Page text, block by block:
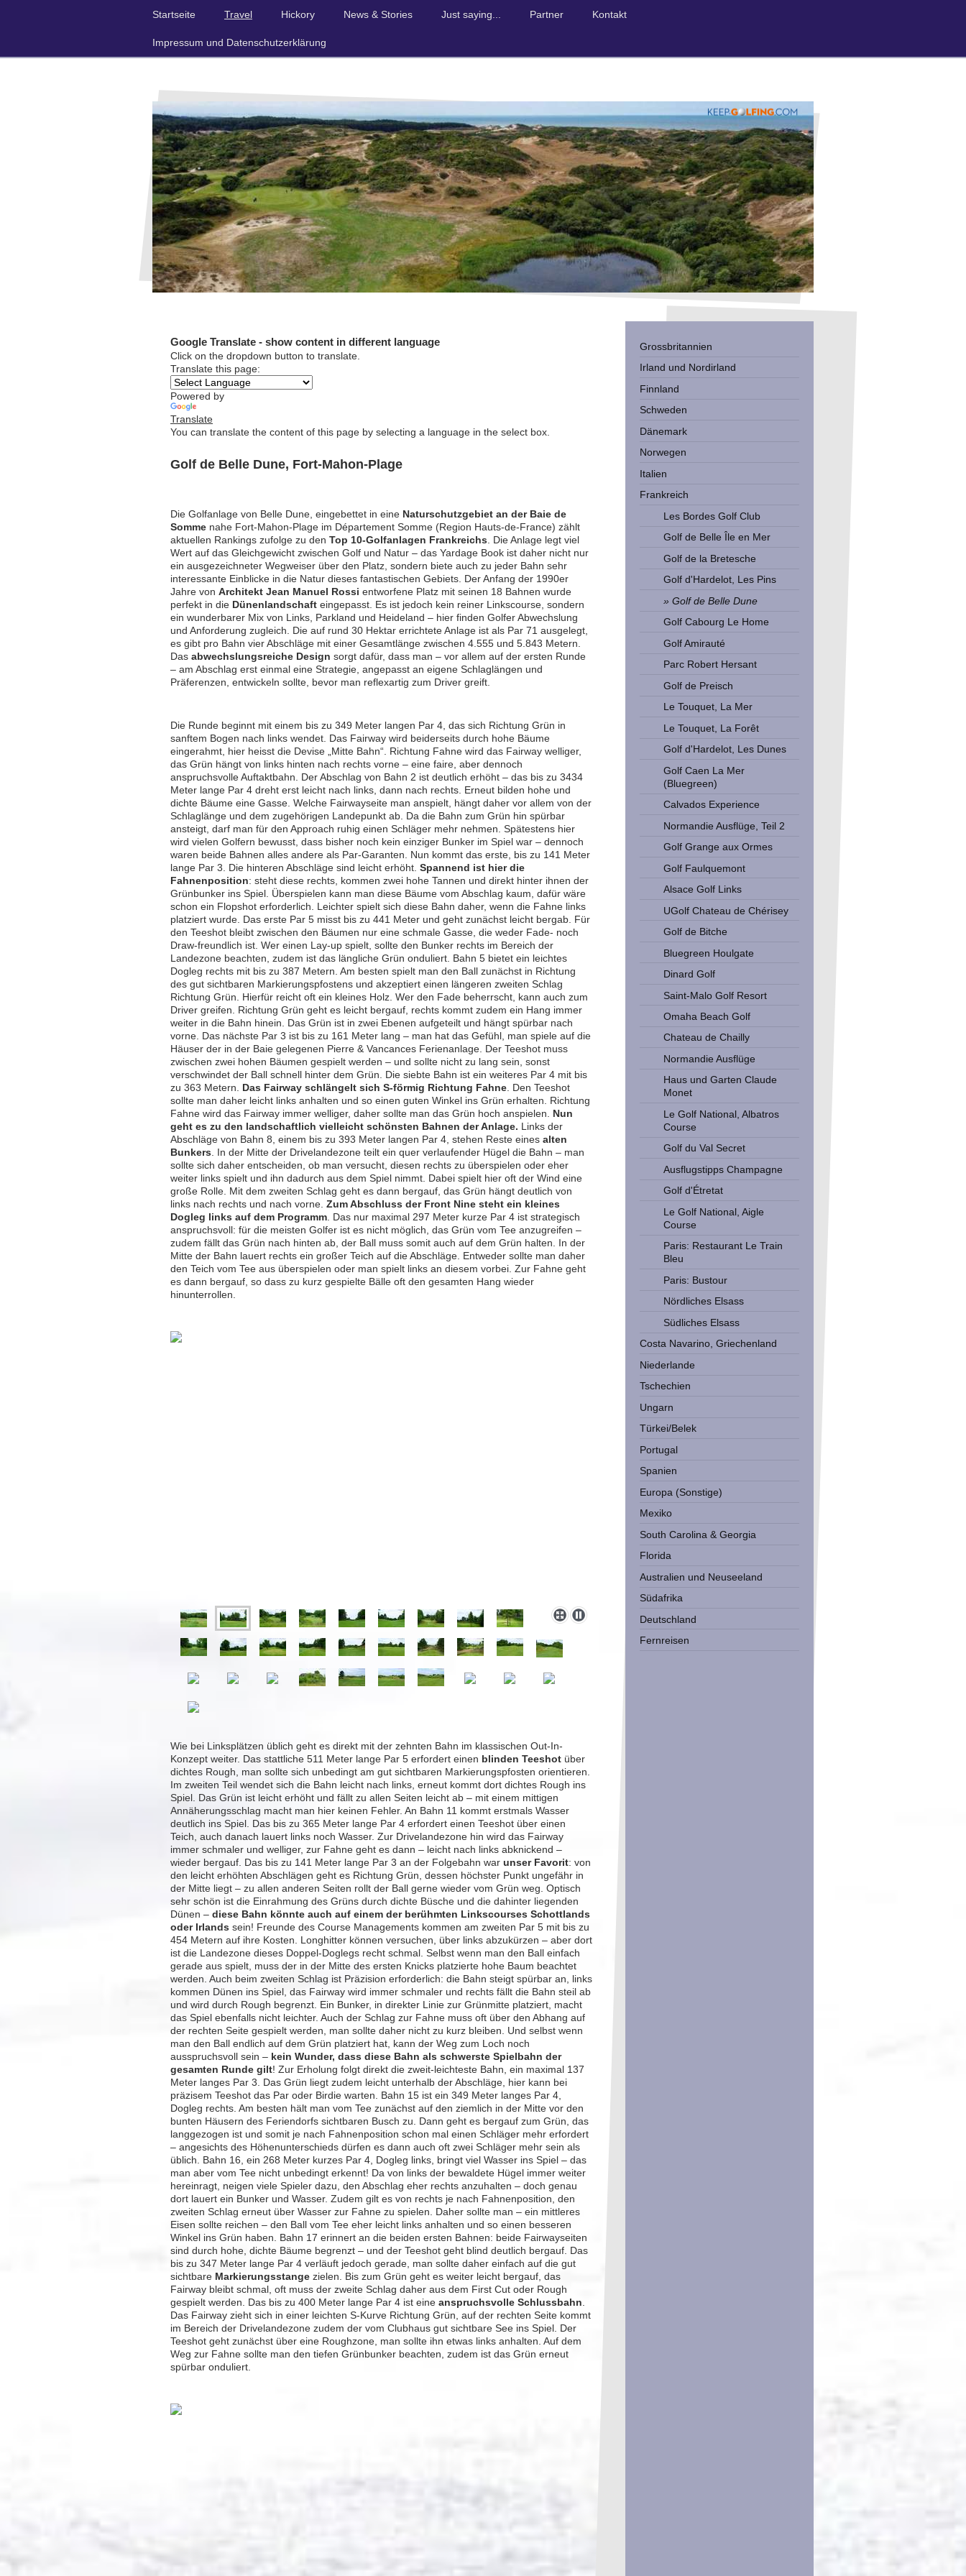
Startseite Travel Hickory News & Stories Just saying... Partner Kontakt
Impressum und Datenschutzerklärung
Google Translate - show content in different language
Click on the dropdown button to translate.
Translate this page:
Powered by
Translate
You can translate the content of this page by selecting a language in the select box.
Golf de Belle Dune, Fort-Mahon-Plage
Die Golfanlage von Belle Dune, eingebettet in eine Naturschutzgebiet an der Baie de
Somme nahe Fort-Mahon-Plage im Département Somme (Region Hauts-de-France) zählt
aktuellen Rankings zufolge zu den Top 10-Golfanlagen Frankreichs. Die Anlage legt viel
Wert auf das Gleichgewicht zwischen Golf und Natur – das Yardage Book ist daher nicht nur
ein ausgezeichneter Wegweiser über den Platz, sondern biete auch zu jeder Bahn sehr
interessante Einblicke in die Natur dieses fantastischen Gebiets. Der Anfang der 1990er
Jahre von Architekt Jean Manuel Rossi entworfene Platz mit seinen 18 Bahnen wurde
perfekt in die Dünenlandschaft eingepasst. Es ist jedoch kein reiner Linkscourse, sondern
ein wunderbarer Mix von Links, Parkland und Heideland – hier finden Golfer Abwechslung
und Anforderung zugleich. Die auf rund 30 Hektar errichtete Anlage ist als Par 71 ausgelegt,
es gibt pro Bahn vier Abschläge mit einer Gesamtlänge zwischen 4.555 und 5.843 Metern.
Das abwechslungsreiche Design sorgt dafür, dass man – vor allem auf der ersten Runde
– am Abschlag erst einmal eine Strategie, angepasst an eigene Schlaglängen und
Präferenzen, entwickeln sollte, bevor man reflexartig zum Driver greift.
Die Runde beginnt mit einem bis zu 349 Meter langen Par 4, das sich Richtung Grün in
sanftem Bogen nach links wendet. Das Fairway wird beiderseits durch hohe Bäume
eingerahmt, hier heisst die Devise „Mitte Bahn“. Richtung Fahne wird das Fairway welliger,
das Grün hängt von links hinten nach rechts vorne – eine faire, aber dennoch
anspruchsvolle Auftaktbahn. Der Abschlag von Bahn 2 ist deutlich erhöht – das bis zu 3434
Meter lange Par 4 dreht erst leicht nach links, dann nach rechts. Erneut bilden hohe und
dichte Bäume eine Gasse. Welche Fairwayseite man anspielt, hängt daher vor allem von der
Schlaglänge und dem zugehörigen Landepunkt ab. Da die Bahn zum Grün hin spürbar
ansteigt, darf man für den Approach ruhig einen Schläger mehr nehmen. Spätestens hier
wird vielen Golfern bewusst, dass bisher noch kein einziger Bunker im Spiel war – dennoch
waren beide Bahnen alles andere als Par-Garanten. Nun kommt das erste, bis zu 141 Meter
lange Par 3. Die hinteren Abschläge sind leicht erhöht. Spannend ist hier die
Fahnenposition: steht diese rechts, kommen zwei hohe Tannen und direkt hinter ihnen der
Grünbunker ins Spiel. Überspielen kann man diese Bäume vom Abschlag kaum, dafür wäre
schon ein Flopshot erforderlich. Leichter spielt sich diese Bahn daher, wenn die Fahne links
platziert wurde. Das erste Par 5 misst bis zu 441 Meter und geht zunächst leicht bergab. Für
den Teeshot bleibt zwischen den Bäumen nur eine schmale Gasse, die weder Fade- noch
Draw-freundlich ist. Wer einen Lay-up spielt, sollte den Bunker rechts im Bereich der
Landezone beachten, zudem ist das längliche Grün onduliert. Bahn 5 bietet ein leichtes
Dogleg rechts mit bis zu 387 Metern. Am besten spielt man den Ball zunächst in Richtung
des gut sichtbaren Markierungspfostens und akzeptiert einen längeren zweiten Schlag
Richtung Grün. Hierfür reicht oft ein kleines Holz. Wer den Fade beherrscht, kann auch zum
Driver greifen. Richtung Grün geht es leicht bergauf, rechts kommt zudem ein Hang immer
weiter in die Bahn hinein. Das Grün ist in zwei Ebenen aufgeteilt und hängt spürbar nach
vorne. Das nächste Par 3 ist bis zu 161 Meter lang – man hat das Gefühl, man spiele auf die
Häuser der in der Baie gelegenen Pierre & Vancances Ferienanlage. Der Teeshot muss
zwischen zwei hohen Bäumen gespielt werden – und sollte nicht zu lang sein, sonst
verschwindet der Ball schnell hinter dem Grün. Die siebte Bahn ist ein weiteres Par 4 mit bis
zu 363 Metern. Das Fairway schlängelt sich S-förmig Richtung Fahne. Den Teeshot
sollte man daher leicht links anhalten und so einen guten Winkel ins Grün erhalten. Richtung
Fahne wird das Fairway immer welliger, daher sollte man das Grün hoch anspielen. Nun
geht es zu den landschaftlich vielleicht schönsten Bahnen der Anlage. Links der
Abschläge von Bahn 8, einem bis zu 393 Meter langen Par 4, stehen Reste eines alten
Bunkers. In der Mitte der Drivelandezone teilt ein quer verlaufender Hügel die Bahn – man
sollte sich daher entscheiden, ob man versucht, diesen rechts zu überspielen oder eher
weiter links spielt und ihn dadurch aus dem Spiel nimmt. Dabei spielt hier oft der Wind eine
große Rolle. Mit dem zweiten Schlag geht es dann bergauf, das Grün hängt deutlich von
links nach rechts und nach vorne. Zum Abschluss der Front Nine steht ein kleines
Dogleg links auf dem Programm. Das nur maximal 297 Meter kurze Par 4 ist strategisch
anspruchsvoll: für die meisten Golfer ist es nicht möglich, das Grün vom Tee anzugreifen –
zudem fällt das Grün nach hinten ab, der Ball muss somit auch auf dem Grün halten. In der
Mitte der Bahn lauert rechts ein großer Teich auf die Abschläge. Entweder sollte man daher
den Teich vom Tee aus überspielen oder man spielt links an diesem vorbei. Zur Fahne geht
es dann bergauf, so dass zu kurz gespielte Bälle oft den gesamten Hang wieder
hinunterrollen.
Wie bei Linksplätzen üblich geht es direkt mit der zehnten Bahn im klassischen Out-In-
Konzept weiter. Das stattliche 511 Meter lange Par 5 erfordert einen blinden Teeshot über
dichtes Rough, man sollte sich unbedingt am gut sichtbaren Markierungspfosten orientieren.
Im zweiten Teil wendet sich die Bahn leicht nach links, erneut kommt dort dichtes Rough ins
Spiel. Das Grün ist leicht erhöht und fällt zu allen Seiten leicht ab – mit einem mittigen
Annäherungsschlag macht man hier keinen Fehler. An Bahn 11 kommt erstmals Wasser
deutlich ins Spiel. Das bis zu 365 Meter lange Par 4 erfordert einen Teeshot über einen
Teich, auch danach lauert links noch Wasser. Zur Drivelandezone hin wird das Fairway
immer schmaler und welliger, zur Fahne geht es dann – leicht nach links abknickend –
wieder bergauf. Das bis zu 141 Meter lange Par 3 an der Folgebahn war unser Favorit: von
den leicht erhöhten Abschlägen geht es Richtung Grün, dessen höchster Punkt ungefähr in
der Mitte liegt – zu allen anderen Seiten rollt der Ball gerne wieder vom Grün weg. Optisch
sehr schön ist die Einrahmung des Grüns durch dichte Büsche und die dahinter liegenden
Dünen – diese Bahn könnte auch auf einem der berühmten Linkscourses Schottlands
oder Irlands sein! Freunde des Course Managements kommen am zweiten Par 5 mit bis zu
454 Metern auf ihre Kosten. Longhitter können versuchen, über links abzukürzen – aber dort
ist die Landezone dieses Doppel-Doglegs recht schmal. Selbst wenn man den Ball einfach
gerade aus spielt, muss der in der Mitte des ersten Knicks platzierte hohe Baum beachtet
werden. Auch beim zweiten Schlag ist Präzision erforderlich: die Bahn steigt spürbar an, links
kommen Dünen ins Spiel, das Fairway wird immer schmaler und rechts fällt die Bahn steil ab
und wird durch Rough begrenzt. Ein Bunker, in direkter Linie zur Grünmitte platziert, macht
das Spiel ebenfalls nicht leichter. Auch der Schlag zur Fahne muss oft über den Abhang auf
der rechten Seite gespielt werden, man sollte daher nicht zu kurz bleiben. Und selbst wenn
man den Ball endlich auf dem Grün platziert hat, kann der Weg zum Loch noch
ausspruchsvoll sein – kein Wunder, dass diese Bahn als schwerste Spielbahn der
gesamten Runde gilt! Zur Erholung folgt direkt die zweit-leichteste Bahn, ein maximal 137
Meter langes Par 3. Das Grün liegt zudem leicht unterhalb der Abschläge, hier kann bei
präzisem Teeshot das Par oder Birdie warten. Bahn 15 ist ein 349 Meter langes Par 4,
Dogleg rechts. Am besten hält man vom Tee zunächst auf den ziemlich in der Mitte vor den
bunten Häusern des Feriendorfs sichtbaren Busch zu. Dann geht es bergauf zum Grün, das
langgezogen ist und somit je nach Fahnenposition schon mal einen Schläger mehr erfordert
– angesichts des Höhenunterschieds dürfen es dann auch oft zwei Schläger mehr sein als
üblich. Bahn 16, ein 268 Meter kurzes Par 4, Dogleg links, bringt viel Wasser ins Spiel – das
man aber vom Tee nicht unbedingt erkennt! Da von links der bewaldete Hügel immer weiter
hereinragt, neigen viele Spieler dazu, den Abschlag eher rechts anzuhalten – doch genau
dort lauert ein Bunker und Wasser. Zudem gilt es von rechts je nach Fahnenposition, den
zweiten Schlag erneut über Wasser zur Fahne zu spielen. Daher sollte man – ein mittleres
Eisen sollte reichen – den Ball vom Tee eher leicht links anhalten und so einen besseren
Winkel ins Grün haben. Bahn 17 erinnert an die beiden ersten Bahnen: beide Fairwayseiten
sind durch hohe, dichte Bäume begrenzt – und der Teeshot geht blind deutlich bergauf. Das
bis zu 347 Meter lange Par 4 verläuft jedoch gerade, man sollte daher einfach auf die gut
sichtbare Markierungsstange zielen. Bis zum Grün geht es weiter leicht bergauf, das
Fairway bleibt schmal, oft muss der zweite Schlag daher aus dem First Cut oder Rough
gespielt werden. Das bis zu 400 Meter lange Par 4 ist eine anspruchsvolle Schlussbahn.
Das Fairway zieht sich in einer leichten S-Kurve Richtung Grün, auf der rechten Seite kommt
im Bereich der Drivelandezone zudem der vom Clubhaus gut sichtbare See ins Spiel. Der
Teeshot geht zunächst über eine Roughzone, man sollte ihn etwas links anhalten. Auf dem
Weg zur Fahne sollte man den tiefen Grünbunker beachten, zudem ist das Grün erneut
spürbar onduliert.
Grossbritannien
Irland und Nordirland
Finnland
Schweden
Dänemark
Norwegen
Italien
Frankreich
Les Bordes Golf Club
Golf de Belle Île en Mer
Golf de la Bretesche
Golf d'Hardelot, Les Pins
Golf de Belle Dune
Golf Cabourg Le Home
Golf Amirauté
Parc Robert Hersant
Golf de Preisch
Le Touquet, La Mer
Le Touquet, La Forêt
Golf d'Hardelot, Les Dunes
Golf Caen La Mer
(Bluegreen)
Calvados Experience
Normandie Ausflüge, Teil 2
Golf Grange aux Ormes
Golf Faulquemont
Alsace Golf Links
UGolf Chateau de Chérisey
Golf de Bitche
Bluegreen Houlgate
Dinard Golf
Saint-Malo Golf Resort
Omaha Beach Golf
Chateau de Chailly
Normandie Ausflüge
Haus und Garten Claude
Monet
Le Golf National, Albatros
Course
Golf du Val Secret
Ausflugstipps Champagne
Golf d'Étretat
Le Golf National, Aigle
Course
Paris: Restaurant Le Train
Bleu
Paris: Bustour
Nördliches Elsass
Südliches Elsass
Costa Navarino, Griechenland
Niederlande
Tschechien
Ungarn
Türkei/Belek
Portugal
Spanien
Europa (Sonstige)
Mexiko
South Carolina & Georgia
Florida
Australien und Neuseeland
Südafrika
Deutschland
Fernreisen